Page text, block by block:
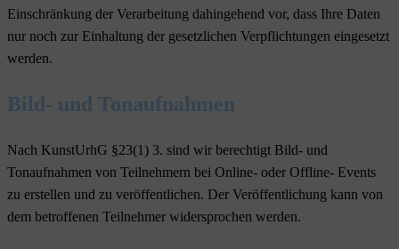
Einschränkung der Verarbeitung dahingehend vor, dass Ihre Daten
nur noch zur Einhaltung der gesetzlichen Verpflichtungen eingesetzt
werden.
Bild- und Tonaufnahmen
Nach KunstUrhG §23(1) 3. sind wir berechtigt Bild- und
Tonaufnahmen von Teilnehmern bei Online- oder Offline- Events
zu erstellen und zu veröffentlichen. Der Veröffentlichung kann von
dem betroffenen Teilnehmer widersprochen werden.